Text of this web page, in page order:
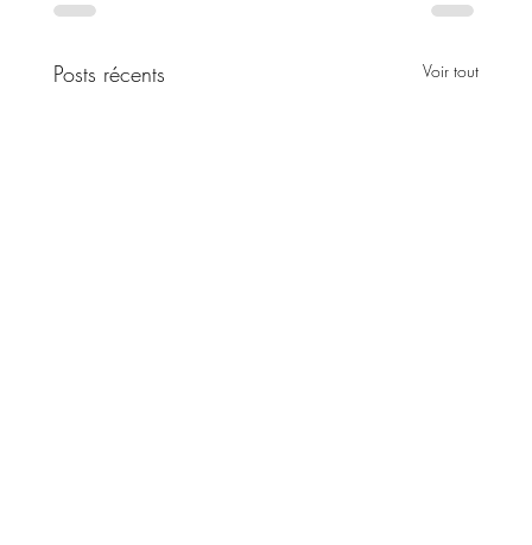
Posts récents Voir tout